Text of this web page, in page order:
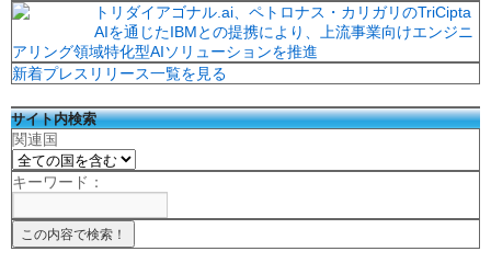
トリダイアゴナル.ai、ペトロナス・カリガリのTriCipta
AIを通じたIBMとの提携により、上流事業向けエンジニ
アリング領域特化型AIソリューションを推進
新着プレスリリース一覧を見る
サイト内検索
関連国
キーワード：